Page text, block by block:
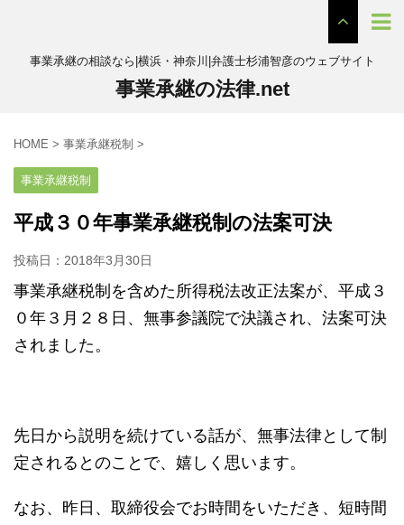
事業承継の相談なら|横浜・神奈川|弁護士杉浦智彦のウェブサイト
事業承継の法律.net
HOME > 事業承継税制 >
事業承継税制
平成３０年事業承継税制の法案可決
投稿日： 2018年3月30日
事業承継税制を含めた所得税法改正法案が、平成３
０年３月２８日、無事参議院で決議され、法案可決
されました。
先日から説明を続けている話が、無事法律として制
定されるとのことで、嬉しく思います。
なお、昨日、取締役会でお時間をいただき、短時間